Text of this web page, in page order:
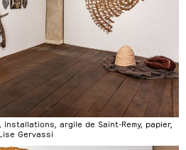
installations, argile de Saint-Remy, papier,
Gervassi